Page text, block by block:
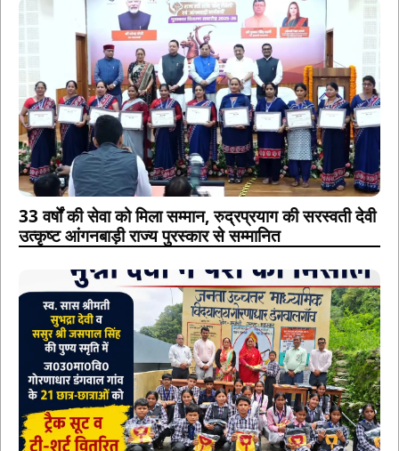
33 वर्षों की सेवा को मिला सम्मान, रुद्रप्रयाग की सरस्वती देवी
उत्कृष्ट आंगनबाड़ी राज्य पुरस्कार से सम्मानित